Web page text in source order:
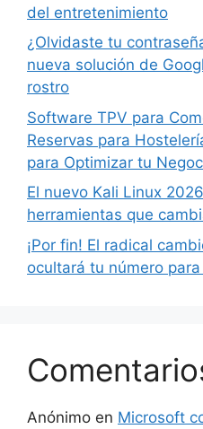
del entretenimiento
¿Olvidaste tu
nueva solución de
rostro
Software TPV para
Reservas para
para Optimizar tu
El nuevo Kali Linux
herramientas que
¡Por fin! El radical
ocultará tu número
Anónimo en Microsoft